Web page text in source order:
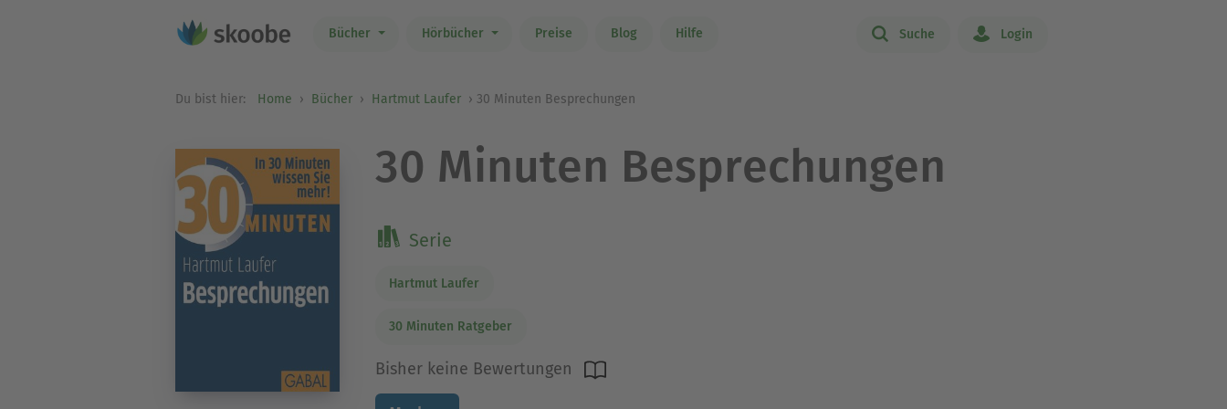
Bücher Hörbücher Preise Blog Hilfe Suche Login
Du bist hier: Home Bücher Hartmut Laufer 30 Minuten Besprechungen
30 Minuten Besprechungen
Serie
Hartmut Laufer
30 Minuten Ratgeber
Bisher keine Bewertungen